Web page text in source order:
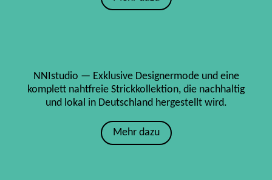
NNIstudio — Exklusive Designermode und eine
komplett nahtfreie Strickkollektion, die nachhaltig
und lokal in Deutschland hergestellt wird.
Mehr dazu